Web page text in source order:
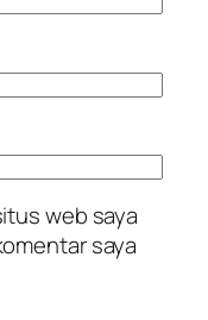
web saya
saya